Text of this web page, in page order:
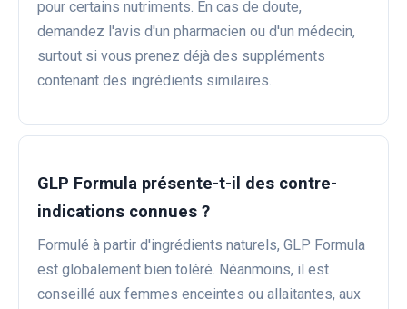
pour certains nutriments. En cas de doute,
demandez l'avis d'un pharmacien ou d'un médecin,
surtout si vous prenez déjà des suppléments
contenant des ingrédients similaires.
GLP Formula présente-t-il des contre-
indications connues ?
Formulé à partir d'ingrédients naturels, GLP Formula
est globalement bien toléré. Néanmoins, il est
conseillé aux femmes enceintes ou allaitantes, aux